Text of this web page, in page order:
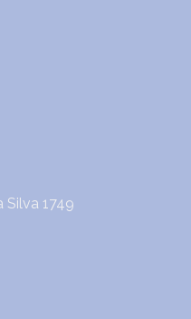
Silva 1749